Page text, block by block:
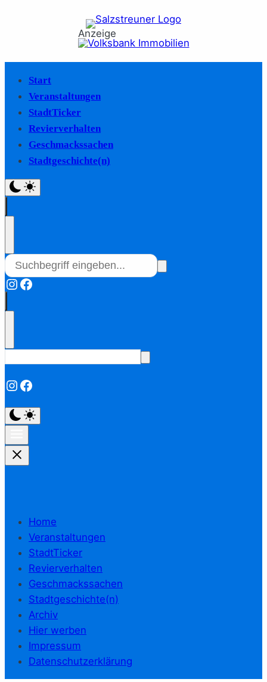
Anzeige
Start
Veranstaltungen
StadtTicker
Revierverhalten
Geschmackssachen
Stadtgeschichte(n)
Instagram
Facebook
Instagram
Facebook
Home
Veranstaltungen
StadtTicker
Revierverhalten
Geschmackssachen
Stadtgeschichte(n)
Archiv
Hier werben
Impressum
Datenschutzerklärung